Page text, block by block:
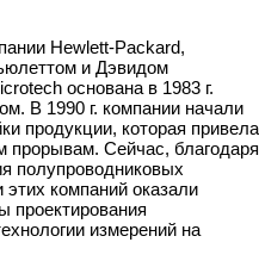
Hewlett-Packard,
и Дэвидом
основана в 1983 г.
В 1990 г. компании начали
продукции, которая привела
прорывам. Сейчас, благодаря
полупроводниковых
компаний оказали
проектирования
измерений на